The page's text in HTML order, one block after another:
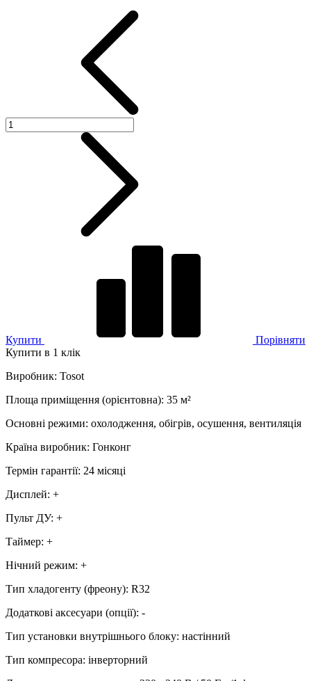
Купити
Порівняти
Купити в 1 клік
Виробник: Tosot
Площа приміщення (орієнтовна): 35 м²
Основні режими: охолодження, обігрів, осушення, вентиляція
Країна виробник: Гонконг
Термін гарантії: 24 місяці
Дисплей: +
Пульт ДУ: +
Таймер: +
Нічний режим: +
Тип хладогенту (фреону): R32
Додаткові аксесуари (опції): -
Тип установки внутрішнього блоку: настінний
Тип компресора: інверторний